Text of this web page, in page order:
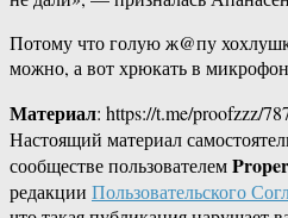
Потому что голую ж@пу
можно, а вот хрюкать в
Материал: https://t.me/proofzzz/
Настоящий материал
сообществе пользователемProper
редакции Пользовательского